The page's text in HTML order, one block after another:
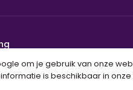
om je gebruik van onze
is beschikbaar in onze